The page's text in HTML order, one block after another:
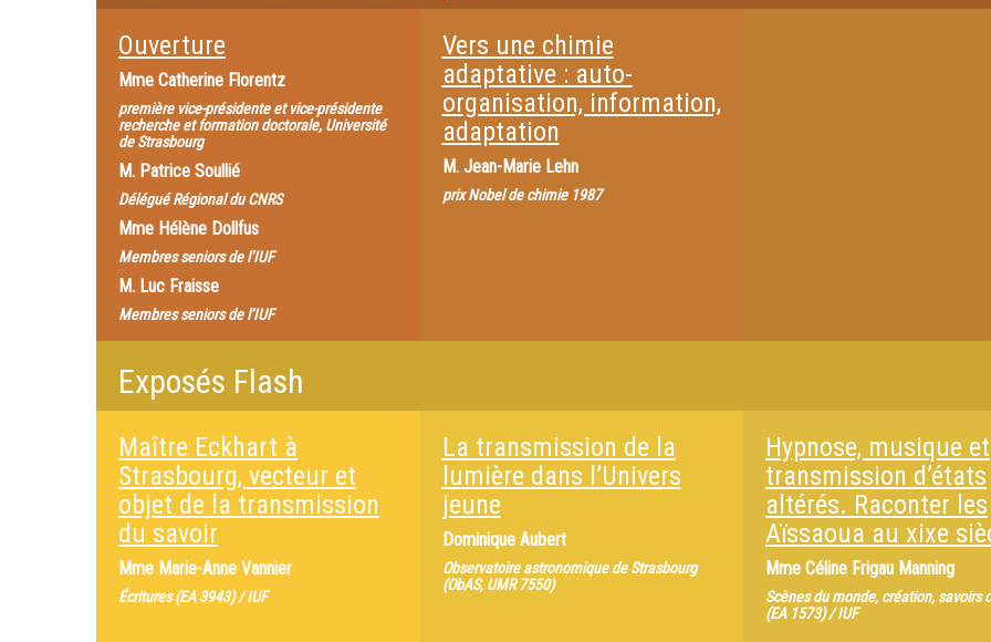
Ouverture
Mme Catherine Florentz
première vice-présidente et vice-présidente
recherche et formation doctorale, Université
de Strasbourg
M. Patrice Soullié
Délégué Régional du CNRS
Mme Hélène Dollfus
Membres seniors de l’IUF
M. Luc Fraisse
Membres seniors de l’IUF
Vers une chimie
adaptative : auto-
organisation, information,
adaptation
M. Jean-Marie Lehn
prix Nobel de chimie 1987
Exposés Flash
Maître Eckhart à
Strasbourg, vecteur et
objet de la transmission
du savoir
Mme Marie-Anne Vannier
Écritures (EA 3943) / IUF
La transmission de la
lumière dans l’Univers
jeune
Dominique Aubert
Observatoire astronomique de Strasbourg
(ObAS, UMR 7550)
Hypnose, musique et
transmission d’états
altérés. Raconter les
Aïssaoua au xixe
Mme Céline Frigau Manning
Scènes du monde, création, savoirs
(EA 1573) / IUF